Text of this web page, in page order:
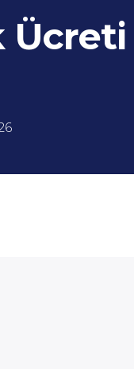
Ücreti